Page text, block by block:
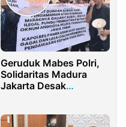
Geruduk Mabes Polri,
Solidaritas Madura
Jakarta Desak
Pamekasan